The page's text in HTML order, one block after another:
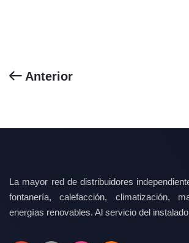
Anterior
La mayor red de distribuidores
fontanería, calefacción, climatización,
energías renovables. Al servicio del